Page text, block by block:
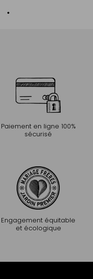
Paiement en ligne 100%
sécurisé
Engagement équitable
et écologique